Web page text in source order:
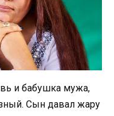
и бабушка мужа,
Сын давал жару